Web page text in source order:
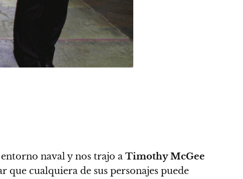
entorno naval ynos trajo a Timothy McGee
cualquiera de sus personajes puede